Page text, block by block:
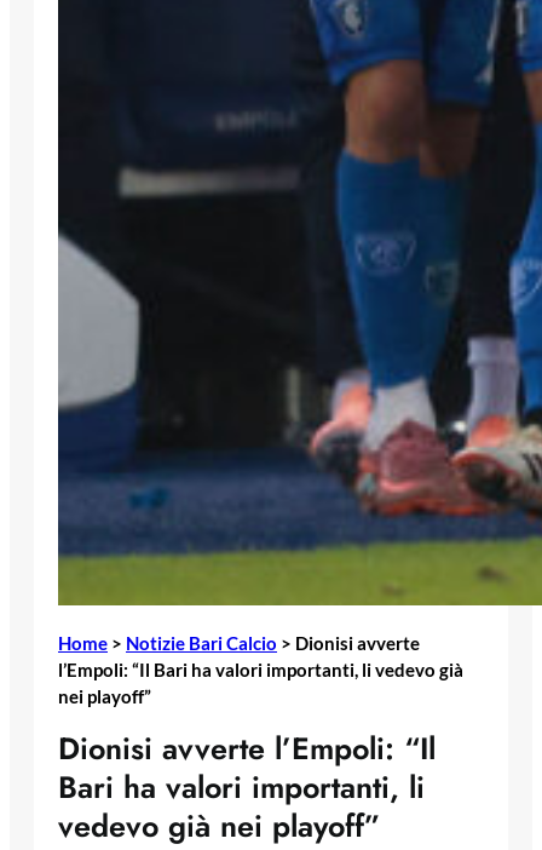
Home > Notizie Bari Calcio > Dionisi avverte
l’Empoli: “Il Bari ha valori importanti, li vedevo già
nei playoff”
Dionisi avverte l’Empoli: “Il
Bari ha valori importanti, li
vedevo già nei playoff”